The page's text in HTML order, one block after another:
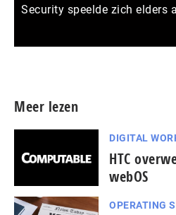
Security speelde zich elders
Meer lezen
DIGITAL
HTC
webOS
OPERATING